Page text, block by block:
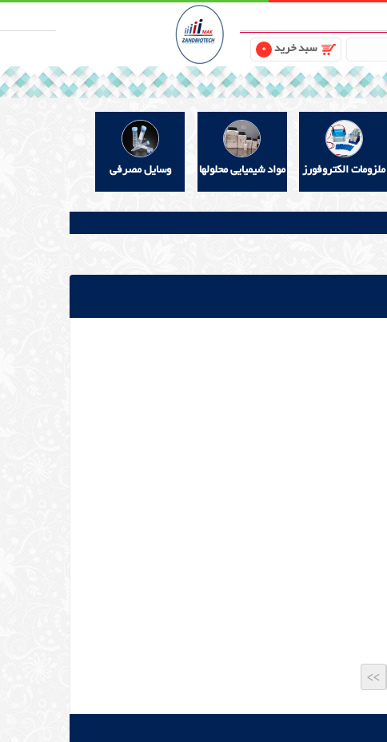
سبد خرید 0
ملزومات الکتروفورز مواد شیمیایی محلولها وسایل مصرفی